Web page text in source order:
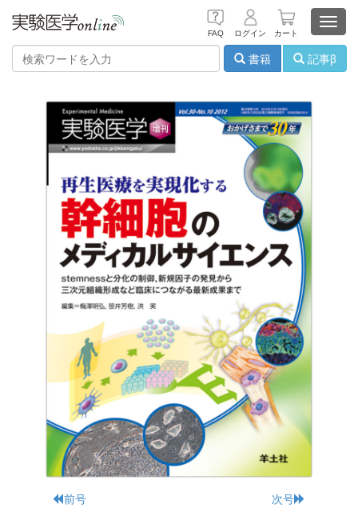
FAQ ログイン カート
書籍
記事β
前号 次号